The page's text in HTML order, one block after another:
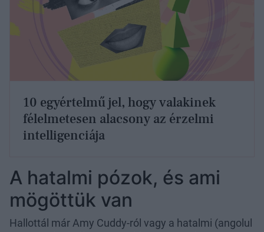
10 egyértelmű jel, hogy valakinek
félelmetesen alacsony az érzelmi
intelligenciája
A hatalmi pózok, és ami
mögöttük van
Hallottál már Amy Cuddy-ról vagy a hatalmi (angolul